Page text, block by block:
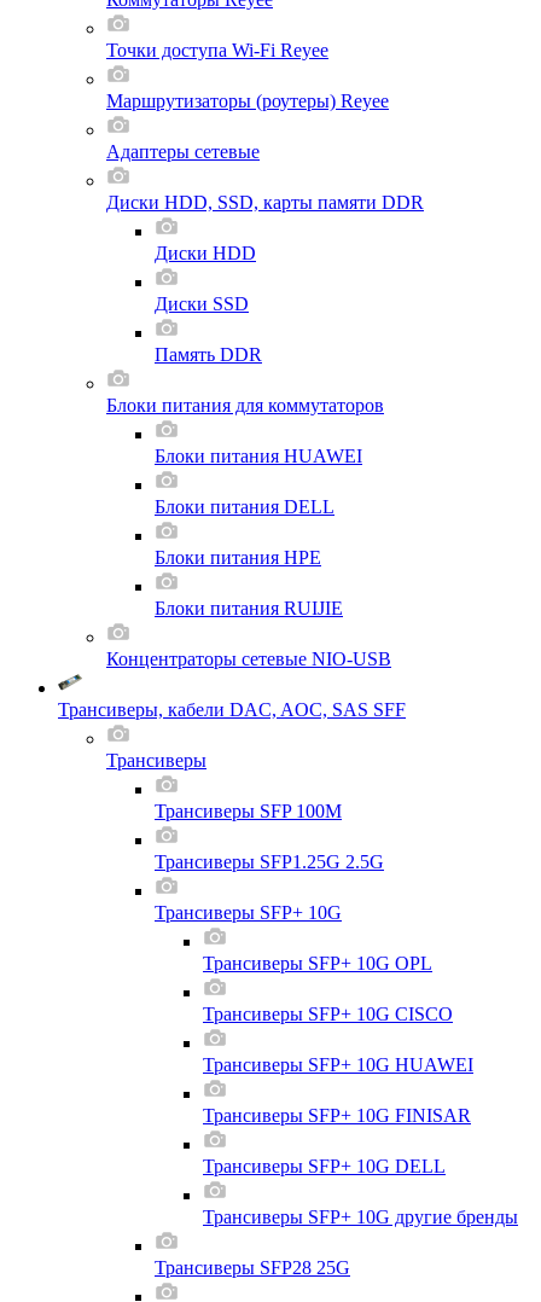
Точки доступа Wi-Fi Reyee
Маршрутизаторы (роутеры) Reyee
Адаптеры сетевые
Диски HDD, SSD, карты памяти DDR
Диски HDD
Диски SSD
Память DDR
Блоки питания для коммутаторов
Блоки питания HUAWEI
Блоки питания DELL
Блоки питания HPE
Блоки питания RUIJIE
Концентраторы сетевые NIO-USB
Трансиверы, кабели DAC, AOC, SAS SFF
Трансиверы
Трансиверы SFP 100M
Трансиверы SFP1.25G 2.5G
Трансиверы SFP+ 10G
Трансиверы SFP+ 10G OPL
Трансиверы SFP+ 10G CISCO
Трансиверы SFP+ 10G HUAWEI
Трансиверы SFP+ 10G FINISAR
Трансиверы SFP+ 10G DELL
Трансиверы SFP+ 10G другие бренды
Трансиверы SFP28 25G